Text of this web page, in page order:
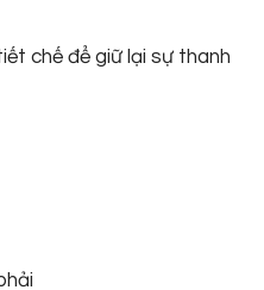
chế để giữ lại sự thanh